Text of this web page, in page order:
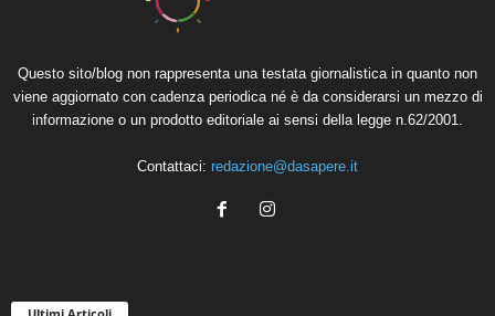
Questo sito/blog non rappresenta una testata giornalistica in quanto non
viene aggiornato con cadenza periodica né è da considerarsi un mezzo di
informazione o un prodotto editoriale ai sensi della legge n.62/2001.
Contattaci: redazione@dasapere.it